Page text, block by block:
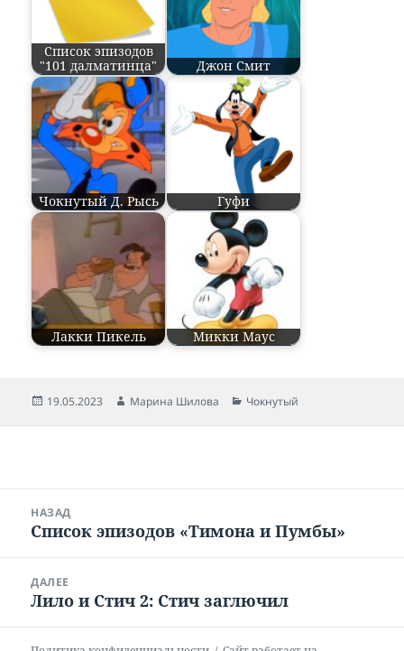
Список эпизодов
"101 далматинца"
Джон Смит
Чокнутый Д. Рысь Гуфи
Лакки Пикель Микки Маус
Опубликовано
19.05.2023 Автор
Марина Шилова Рубрики
Чокнутый
НАЗАД
Предыдущая
Список эпизодов «Тимона и Пумбы»
ДАЛЕЕ
Следующая
Лило и Стич 2: Стич заглючил